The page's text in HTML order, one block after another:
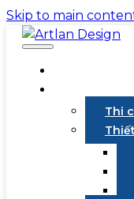
Skip to main
Thi